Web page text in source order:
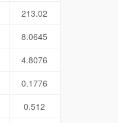
213.02
8.0645
4.8076
0.1776
0.512